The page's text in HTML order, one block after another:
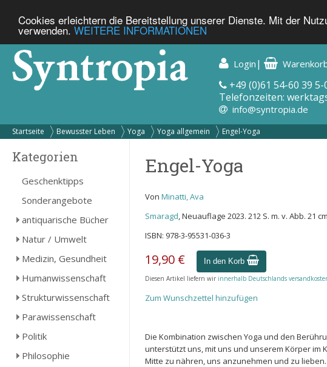
Cookies erleichtern die Bereitstellung unserer Dienste. Mit der
verwenden. WEITERE INFORMATIONEN
Login |
+49 (0)61 54-60 39 5-
Telefonzeiten:
info@syntropia.de
Startseite Bewusster Leben Yoga Yoga allgemein Engel-Yoga
Kategorien
Geschenktipps
Sonderangebote
antiquarische Bücher
Natur / Umwelt
Medizin, Gesundheit
Humanwissenschaft
Strukturwissenschaft
Parawissenschaft
Politik
Philosophie
Engel-Yoga
Von Minatti, Ava
Smaragd, Neuauflage 2023. 212 S. m. v. Abb. 21
ISBN: 978-3-95531-036-3
19,90 € In den Korb
Diesen Artikel liefern wir innerhalb Deutschlands
Zum Wunschzettel hinzufügen
Die Kombination zwischen Yoga und den
unterstützt uns, mit uns und unserem Körper im
Mitte zu nähren, uns anzunehmen und zu